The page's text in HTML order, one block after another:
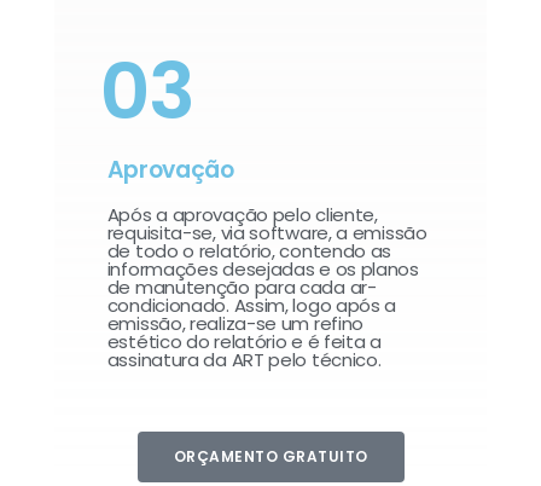
03
Aprovação
Após a aprovação pelo cliente,
requisita-se, via software, a emissão
de todo o relatório, contendo as
informações desejadas e os planos
de manutenção para cada ar-
condicionado. Assim, logo após a
emissão, realiza-se um refino
estético do relatório e é feita a
assinatura da ART pelo técnico.
ORÇAMENTO GRATUITO